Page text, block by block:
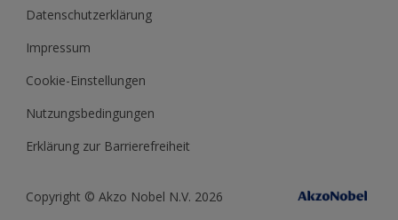
Datenblätter
Datenschutzerklärung
Impressum
Cookie-Einstellungen
Nutzungsbedingungen
Erklärung zur Barrierefreiheit
Copyright © Akzo Nobel N.V. 2026